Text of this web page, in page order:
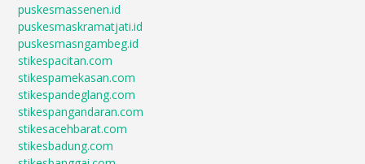
puskesmassenen.id
puskesmaskramatjati.id
puskesmasngambeg.id
stikespacitan.com
stikespamekasan.com
stikespandeglang.com
stikespangandaran.com
stikesacehbarat.com
stikesbadung.com